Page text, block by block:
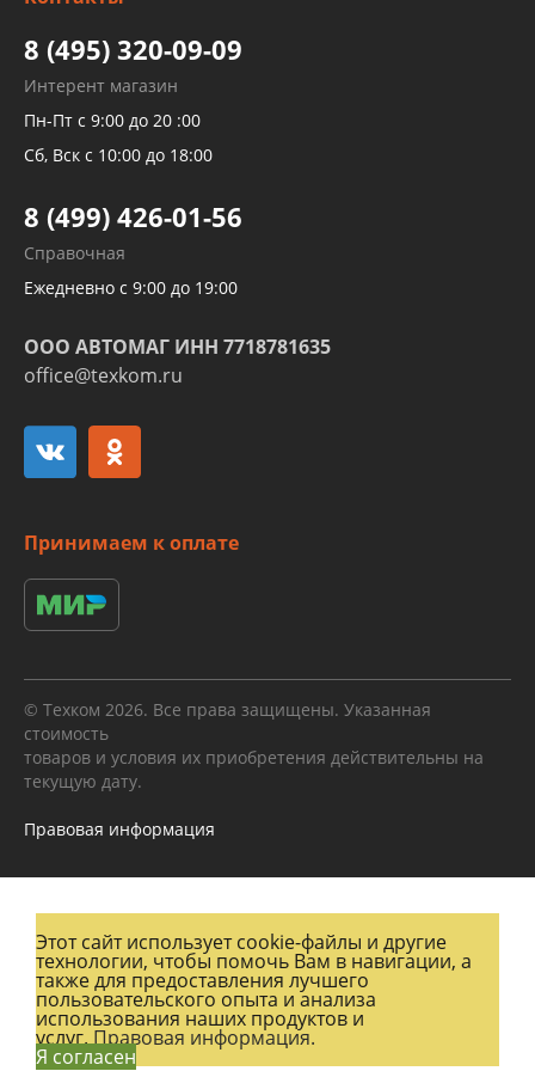
Тормозных трубок
Рукавов гидроусилителей
Рукавов компрессоров и турбин
Трубок кондиционеров
Развертка пайка медных стальных
алюминиевых трубок и штуцеров
8 (495) 320-09-09
Интерент магазин
Пн-Пт с 9:00 до 20 :00
Сб, Вск с 10:00 до 18:00
8 (499) 426-01-56
Справочная
Ежедневно с 9:00 до 19:00
ООО АВТОМАГ ИНН 7718781635
office@texkom.ru
Принимаем к оплате
© Техком 2026. Все права защищены. Указанная
стоимость
товаров и условия их приобретения действительны на
текущую дату.
Правовая информация
Этот сайт использует cookie-файлы и другие
технологии, чтобы помочь Вам в навигации, а
также для предоставления лучшего
пользовательского опыта и анализа
использования наших продуктов и
услуг.Правовая информация.
Я согласен